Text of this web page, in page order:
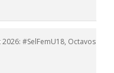
2026: #SelFemU18, Octavos